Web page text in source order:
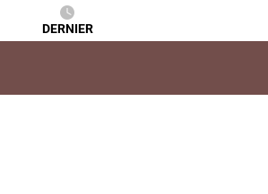
DERNIER